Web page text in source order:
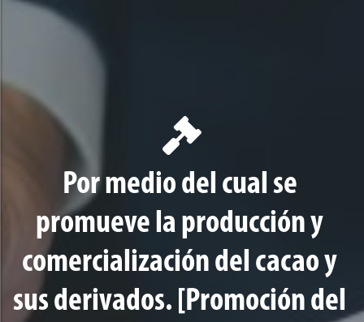
Por medio del cual se
promueve la producción y
comercialización del cacao y
sus derivados. [Promoción del